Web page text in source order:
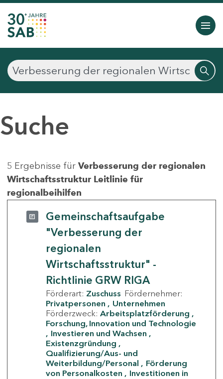
Suche
5 Ergebnisse für Verbesserung der regionalen
Wirtschaftsstruktur Leitlinie für
regionalbeihilfen
Gemeinschaftsaufgabe
"Verbesserung der
regionalen
Wirtschaftsstruktur" -
Richtlinie GRW RIGA
Förderart: Zuschuss Fördernehmer:
Privatpersonen
Unternehmen
Förderzweck: Arbeitsplatzförderung
Forschung, Innovation und Technologie
Investieren und Wachsen
Existenzgründung
Qualifizierung/Aus- und
Weiterbildung/Personal
Förderung
von Personalkosten
Investitionen in